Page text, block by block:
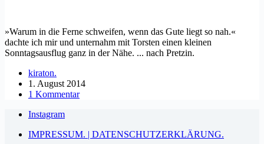
»Warum in die Ferne schweifen, wenn das Gute liegt so nah.«
dachte ich mir und unternahm mit Torsten einen kleinen
Sonntagsausflug ganz in der Nähe. ... nach Pretzin.
kiraton.
1. August 2014
1 Kommentar
Instagram
IMPRESSUM. | DATENSCHUTZERKLÄRUNG.